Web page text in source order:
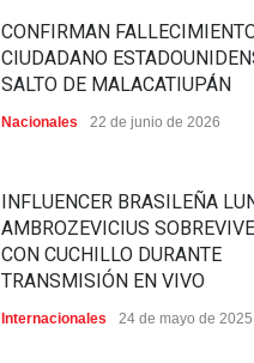
CONFIRMAN
CIUDADANO
SALTO DE MALACATIUPÁN
Nacionales 22 de junio de 2026
INFLUENCER BRASILEÑA
AMBROZEVICIUS
CON CUCHILLO DURANTE
TRANSMISIÓN EN VIVO
Internacionales 24 de mayo de 2025